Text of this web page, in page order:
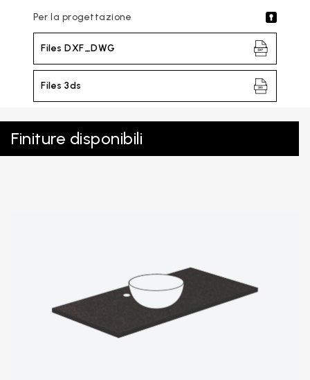
Per la progettazione
Files DXF_DWG
Files 3ds
Finiture disponibili